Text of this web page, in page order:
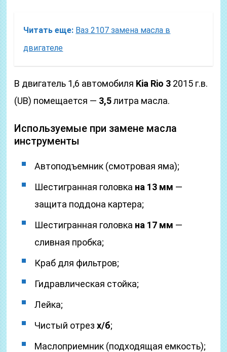
Читать еще: Ваз 2107 замена масла в
двигателе
В двигатель 1,6 автомобиля Kia Rio 3 2015 г.в.
(UB) помещается — 3,5литра масла.
Используемые при замене масла
инструменты
Автоподъемник (смотровая яма);
Шестигранная головка на 13 мм —
защита поддона картера;
Шестигранная головка на 17 мм —
сливная пробка;
Краб для фильтров;
Гидравлическая стойка;
Лейка;
Чистый отрезх/б;
Маслоприемник (подходящая емкость);